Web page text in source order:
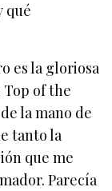
qué
es la gloriosa
Top of the
la mano de
tanto la
que me
Parecía